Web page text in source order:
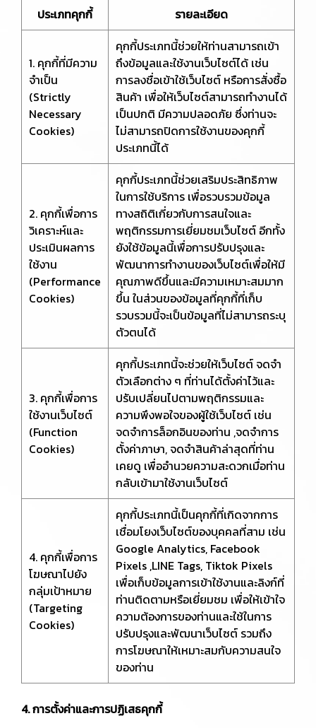
ประเภทคุกกี้ รายละเอียด
1. คุกกี้ที่มีความ
จำเป็น
(Strictly
Necessary
Cookies)
คุกกี้ประเภทนี้ช่วยให้ท่านสามารถเข้า
ถึงข้อมูลและใช้งานเว็บไซต์ได้ เช่น
การลงชื่อเข้าใช้เว็บไซต์ หรือการสั่งซื้อ
สินค้า เพื่อให้เว็บไซต์สามารถทำงานได้
เป็นปกติ มีความปลอดภัย ซึ่งท่านจะ
ไม่สามารถปิดการใช้งานของคุกกี้
ประเภทนี้ได้
2. คุกกี้เพื่อการ
วิเคราะห์และ
ประเมินผลการ
ใช้งาน
(Performance
Cookies)
คุกกี้ประเภทนี้ช่วยเสริมประสิทธิภาพ
ในการใช้บริการ เพื่อรวบรวมข้อมูล
ทางสถิติเกี่ยวกับการสนใจและ
พฤติกรรมการเยี่ยมชมเว็บไซต์ อีกทั้ง
ยังใช้ข้อมูลนี้เพื่อการปรับปรุงและ
พัฒนาการทำงานของเว็บไซต์เพื่อให้มี
คุณภาพดีขึ้นและมีความเหมาะสมมาก
ขึ้น ในส่วนของข้อมูลที่คุกกี้ที่เก็บ
รวบรวมนี้จะเป็นข้อมูลที่ไม่สามารถระบุ
ตัวตนได้
3. คุกกี้เพื่อการ
ใช้งานเว็บไซต์
(Function
Cookies)
คุกกี้ประเภทนี้จะช่วยให้เว็บไซต์ จดจำ
ตัวเลือกต่าง ๆ ที่ท่านได้ตั้งค่าไว้และ
ปรับเปลี่ยนไปตามพฤติกรรมและ
ความพึงพอใจของผู้ใช้เว็บไซต์ เช่น
จดจำการล็อกอินของท่าน ,จดจำการ
ตั้งค่าภาษา, จดจำสินค้าล่าสุดที่ท่าน
เคยดู เพื่ออำนวยความสะดวกเมื่อท่าน
กลับเข้ามาใช้งานเว็บไซต์
4. คุกกี้เพื่อการ
โฆษณาไปยัง
กลุ่มเป้าหมาย
(Targeting
Cookies)
คุกกี้ประเภทนี้เป็นคุกกี้ที่เกิดจากการ
เชื่อมโยงเว็บไซต์ของบุคคลที่สาม เช่น
Google Analytics, Facebook
Pixels ,LINE Tags, Tiktok Pixels
เพื่อเก็บข้อมูลการเข้าใช้งานและลิงก์ที่
ท่านติดตามหรือเยี่ยมชม เพื่อให้เข้าใจ
ความต้องการของท่านและใช้ในการ
ปรับปรุงและพัฒนาเว็บไซต์ รวมถึง
การโฆษณาให้เหมาะสมกับความสนใจ
ของท่าน
4. การตั้งค่าและการปฏิเสธคุกกี้